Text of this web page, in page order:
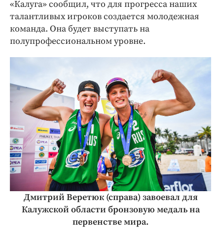
«Калуга» сообщил, что для прогресса наших
талантливых игроков создается молодежная
команда. Она будет выступать на
полупрофессиональном уровне.
Дмитрий Веретюк (справа) завоевал для
Калужской области бронзовую медаль на
первенстве мира.